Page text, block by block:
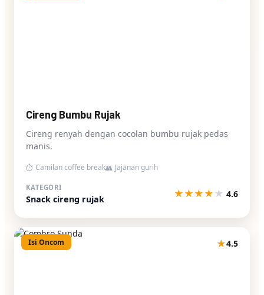
Cireng Bumbu Rujak
Cireng renyah dengan cocolan bumbu rujak pedas
manis.
⏱ Camilan coffee break👥 Jajanan gurih
KATEGORI
Snack cireng rujak ★★★★★ 4.6
Isi Oncom ★4.5